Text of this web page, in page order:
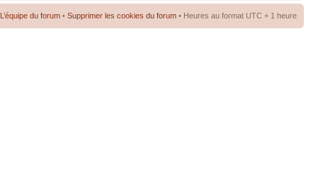
L’équipe du forum • Supprimer les cookies du forum • Heures au format UTC + 1 heure